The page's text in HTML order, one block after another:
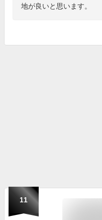
地が良いと思います。
11